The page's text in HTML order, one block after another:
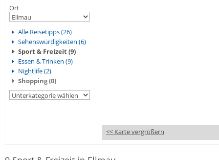
Ort
Alle Reisetipps (26)
Sehenswürdigkeiten (6)
Sport & Freizeit (9)
Essen & Trinken (9)
Nightlife (2)
Shopping (0)
<< Karte vergrößern